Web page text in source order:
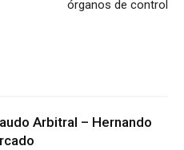
órganos de control
Arbitral – Hernando